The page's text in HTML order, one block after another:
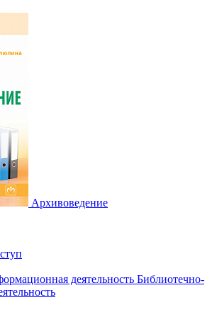
Архивоведение
Библиотечно-